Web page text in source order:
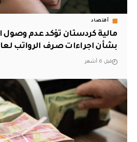
أقتصاد
مالية كردستان تؤكد عدم وصول
بشأن اجراءات صرف الرواتب لعام
قبل 6 أشهر